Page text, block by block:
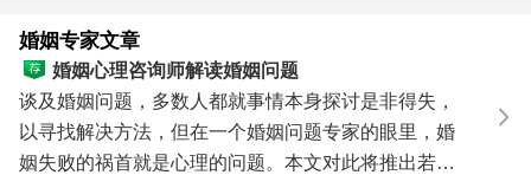
婚姻专家文章
婚姻心理咨询师解读婚姻问题
谈及婚姻问题，多数人都就事情本身探讨是非得失，
以寻找解决方法，但在一个婚姻问题专家的眼里，婚
姻失败的祸首就是心理的问题。本文对此将推出若干